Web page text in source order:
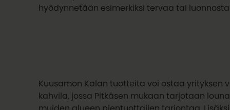
hyödynnetään esimerkiksi tervaa tai
Kuusamon Kalan tuotteita voi ostaa
kahvila, jossa Pitkäsen mukaan tarjotaan
muiden alueen pientuottajien tarjontaa.